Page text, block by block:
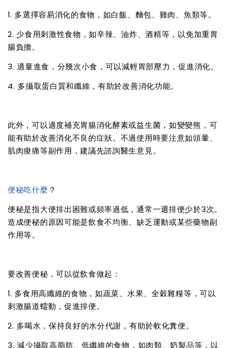
1. 多選擇容易消化的食物，如白飯、麵包、雞肉、魚類等。
2. 少食用刺激性食物，如辛辣、油炸、酒精等，以免加重胃
腸負擔。
3. 適量進食，分幾次小食，可以減輕胃部壓力，促進消化。
4. 多攝取蛋白質和纖維，有助於改善消化功能。
此外，可以適度補充胃腸消化酵素或益生菌，如變變熊，可
能有助於改善消化不良的症狀。不過使用時要注意如頭暈、
肌肉痠痛等副作用，建議先諮詢醫生意見。
便秘吃什麼 ？
便秘是指大便排出困難或頻率過低，通常一週排便少於3次。
造成便秘的原因可能是飲食不均衡、缺乏運動或某些藥物副
作用等。
要改善便秘，可以從飲食做起：
1. 多食用高纖維的食物，如蔬菜、水果、全穀雜糧等，可以
刺激腸道蠕動，促進排便。
2. 多喝水，保持良好的水分代謝，有助於軟化糞便。
3. 減少攝取高脂肪、低纖維的食物，如肉類、奶製品等，以